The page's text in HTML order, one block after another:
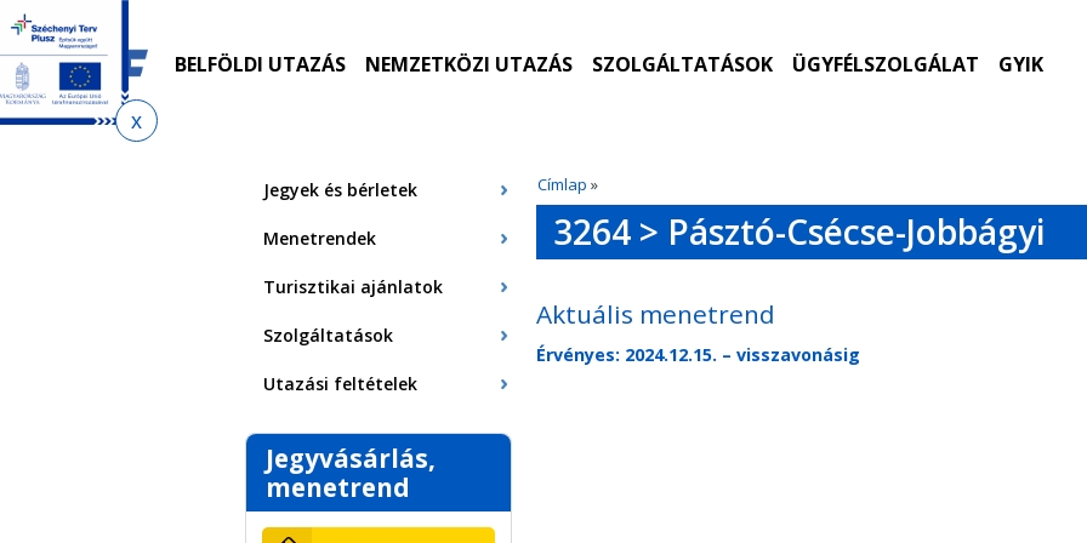
Ugrás
menetrendkeresőhöz
Ugrás
az
almenühöz
Ugrás
tartalomra
Ugrás
az
oldaltérképre
BELFÖLDI UTAZÁS NEMZETKÖZI UTAZÁS SZOLGÁLTATÁSOK ÜGYFÉLSZOLGÁLAT GYIK
Címlap »
Jegyek és bérletek
Menetrendek
Turisztikai ajánlatok
Szolgáltatások
Utazási feltételek
Jegyvásárlás,
menetrend
3264 > Pásztó-Csécse-Jobbágyi
Aktuális menetrend
Érvényes: 2024.12.15. – visszavonásig